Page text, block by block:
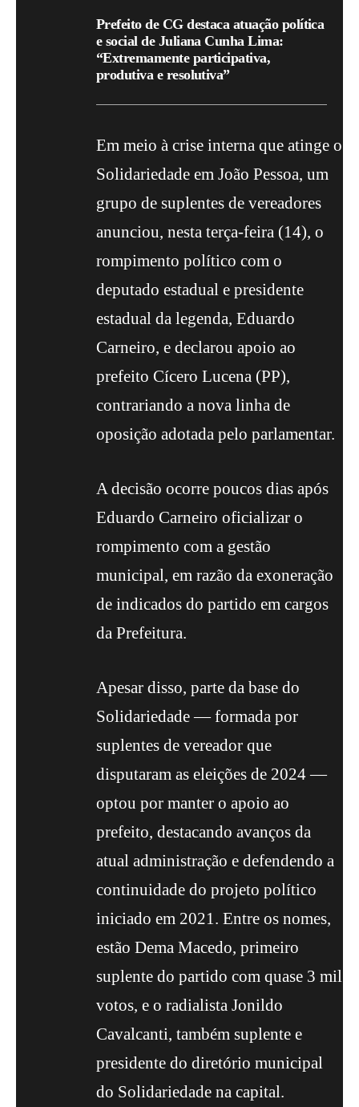
Prefeito de CG destaca atuação política
e social de Juliana Cunha Lima:
“Extremamente participativa,
produtiva e resolutiva”
Em meio à crise interna que atinge o
Solidariedade em João Pessoa, um
grupo de suplentes de vereadores
anunciou, nesta terça-feira (14), o
rompimento político com o
deputado estadual e presidente
estadual da legenda, Eduardo
Carneiro, e declarou apoio ao
prefeito Cícero Lucena (PP),
contrariando a nova linha de
oposição adotada pelo parlamentar.
A decisão ocorre poucos dias após
Eduardo Carneiro oficializar o
rompimento com a gestão
municipal, em razão da exoneração
de indicados do partido em cargos
da Prefeitura.
Apesar disso, parte da base do
Solidariedade — formada por
suplentes de vereador que
disputaram as eleições de 2024 —
optou por manter o apoio ao
prefeito, destacando avanços da
atual administração e defendendo a
continuidade do projeto político
iniciado em 2021. Entre os nomes,
estão Dema Macedo, primeiro
suplente do partido com quase 3 mil
votos, e o radialista Jonildo
Cavalcanti, também suplente e
presidente do diretório municipal
do Solidariedade na capital.